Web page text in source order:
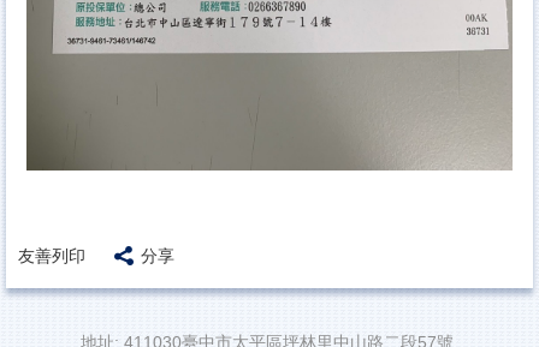
友善列印 分享
地址: 411030臺中市太平區坪林里中山路二段57號